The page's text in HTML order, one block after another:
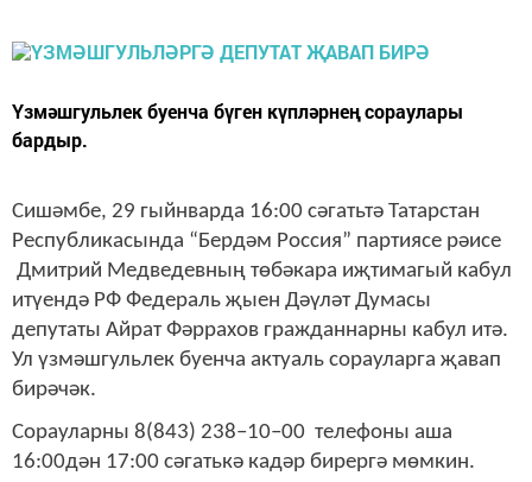
Үзмәшгульлек буенча бүген күпләрнең сораулары
бардыр.
Сишәмбе, 29 гыйнварда 16:00 сәгатьтә Татарстан
Республикасында “Бердәм Россия” партиясе рәисе
Дмитрий Медведевның төбәкара иҗтимагый кабул
итүендә РФ Федераль җыен Дәүләт Думасы
депутаты Айрат Фәррахов гражданнарны кабул итә.
Ул үзмәшгульлек буенча актуаль сорауларга җавап
бирәчәк.
Сорауларны 8(843) 238–10–00 телефоны аша
16:00дән 17:00 сәгатькә кадәр бирергә мөмкин.